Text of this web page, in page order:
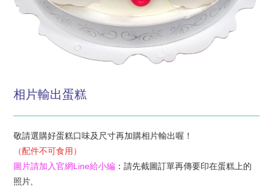
相片輸出蛋糕
敬請選購好蛋糕口味及尺寸再加購相片輸出喔！
（配件不可食用）
圖片請加入官網Line給小編 ：請先截圖訂單再傳要印在蛋糕上的
照片,